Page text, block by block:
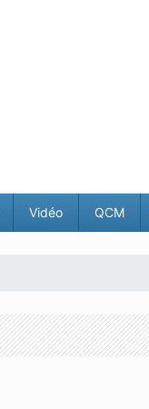
Vidéo QCM